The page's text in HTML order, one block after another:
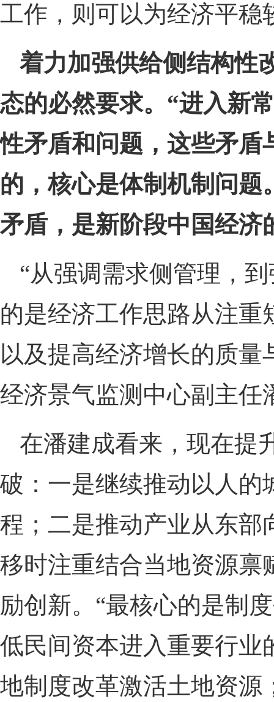
工作，则可以为经济平稳
着力加强供给侧结构性
态的必然要求。“进入新
性矛盾和问题，这些矛盾
的，核心是体制机制问
矛盾，是新阶段中国经济
“从强调需求侧管理，
的是经济工作思路从注
以及提高经济增长的质量
经济景气监测中心副主任
在潘建成看来，现在提
破：一是继续推动以人的
程；二是推动产业从东部
移时注重结合当地资源禀
励创新。“最核心的是制
低民间资本进入重要行业
地制度改革激活土地资源